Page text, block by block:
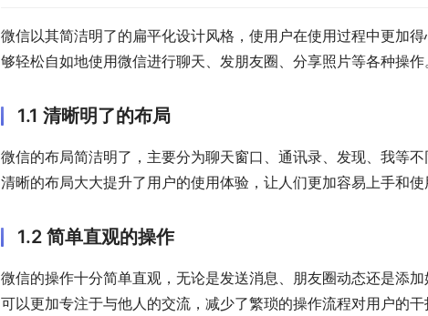
微信以其简洁明了的扁平化设计风格，使用户在使用过程中更加
够轻松自如地使用微信进行聊天、发朋友圈、分享照片等各种操作
1.1 清晰明了的布局
微信的布局简洁明了，主要分为聊天窗口、通讯录、发现、我等
清晰的布局大大提升了用户的使用体验，让人们更加容易上手和使
1.2 简单直观的操作
微信的操作十分简单直观，无论是发送消息、朋友圈动态还是添
可以更加专注于与他人的交流，减少了繁琐的操作流程对用户的干